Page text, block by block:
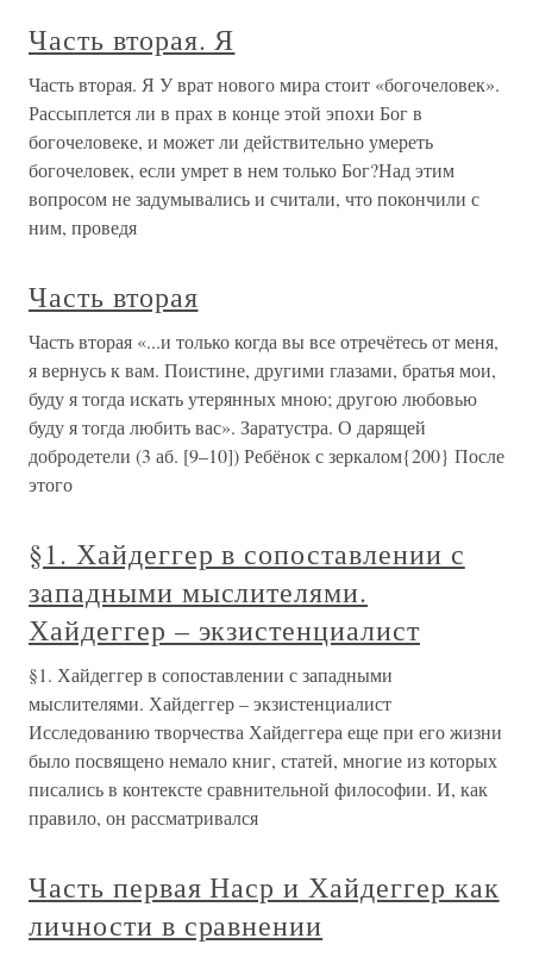
Часть вторая. Я
Часть вторая. Я У врат нового мира стоит «богочеловек».
Рассыплется ли в прах в конце этой эпохи Бог в
богочеловеке, и может ли действительно умереть
богочеловек, если умрет в нем только Бог?Над этим
вопросом не задумывались и считали, что покон­чили с
ним, проведя
Часть вторая
Часть вторая «...и только когда вы все отречётесь от меня,
я вернусь к вам. Поистине, другими глазами, братья мои,
буду я тогда искать утерянных мною; другою любовью
буду я тогда любить вас». Заратустра. О дарящей
добродетели (3 аб. [9–10]) Ребёнок с зеркалом{200} После
этого
§1. Хайдеггер в сопоставлении с
западными мыслителями.
Хайдеггер – экзистенциалист
§1. Хайдеггер в сопоставлении с западными
мыслителями. Хайдеггер – экзистенциалист
Исследованию творчества Хайдеггера еще при его жизни
было посвящено немало книг, статей, многие из которых
писались в контексте сравнительной философии. И, как
правило, он рассматривался
Часть первая Наср и Хайдеггер как
личности в сравнении